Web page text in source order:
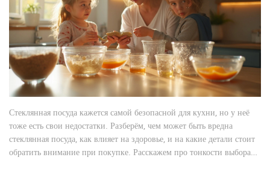
Стеклянная посуда кажется самой безопасной для кухни, но у неё
тоже есть свои недостатки. Разберём, чем может быть вредна
стеклянная посуда, как влияет на здоровье, и на какие детали стоит
обратить внимание при покупке. Расскажем про тонкости выбора